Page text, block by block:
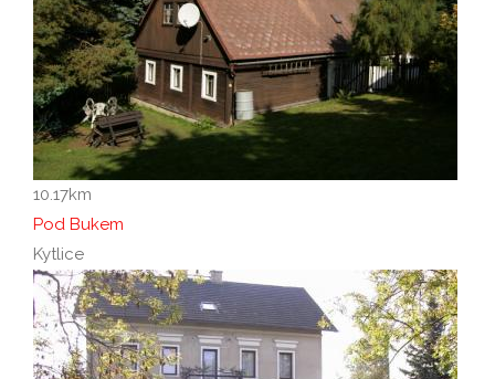
10.17km
Pod Bukem
Kytlice